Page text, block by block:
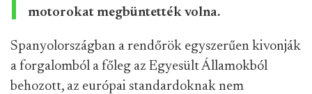
motorokat megbüntették volna.
Spanyolországban a rendőrök egyszerűen kivonják
a forgalomból a főleg az Egyesült Államokból
behozott, az európai standardoknak nem